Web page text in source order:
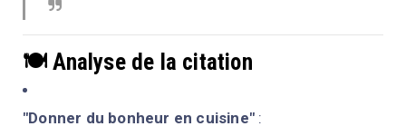
🍽️Analyse de la citation
"Donner du bonheur en cuisine" :